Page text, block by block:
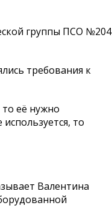
группы ПСО №204
требования к
то её нужно
то
Валентина